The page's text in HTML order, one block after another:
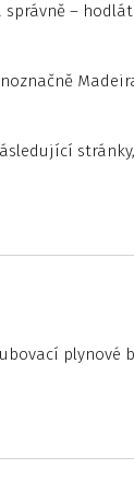
–
plynové